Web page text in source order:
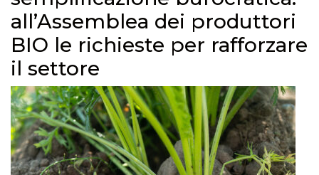
all’Assemblea dei produttori
BIO le richieste per rafforzare
il settore